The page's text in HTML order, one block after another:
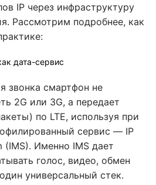
IP через инфраструктуру
Рассмотрим подробнее, как
дата-сервис
звонка смартфон не
2G или 3G, а передает
по LTE, используя при
сервис — IP
(IMS). Именно IMS дает
голос, видео, обмен
универсальный стек.